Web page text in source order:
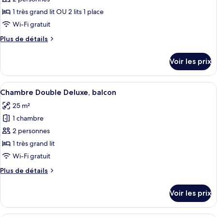
vue
lac
ce
type
chambre :
Double
ou
avec
lits
jumeaux
1 très grand lit OU 2 lits 1 place
Wi-Fi gratuit
Plus de détails
Plus
le
type
de
Chambre
Deluxe
Double
ou
avec
lits
jumeaux
Voir les prix
Afficher
toutes
les
photos
pour
ce
type
chambre :
Deluxe,
Minibar, coffres-forts dans les
17
Chambre Double Deluxe, balcon
25 m²
1 chambre
2 personnes
1 très grand lit
Wi-Fi gratuit
Plus de détails
Plus
le
type
Voir les prix